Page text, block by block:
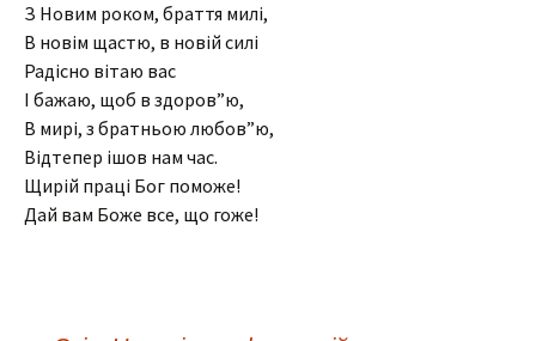
З Новим роком, браття милі,
В новім щастю, в новій силі
Радісно вітаю вас
І бажаю, щоб в здоров”ю,
В мирі, з братньою любов”ю,
Відтепер ішов нам час.
Щирій праці Бог поможе!
Дай вам Боже все, що гоже!